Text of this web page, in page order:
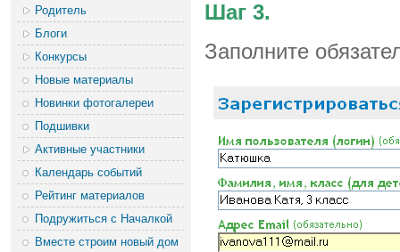
Родитель
Блоги
Конкурсы
Новые материалы
Новинки фотогалереи
Подшивки
Активные участники
Календарь событий
Рейтинг материалов
Подружиться с Началкой
Вместе строим новый дом
Шаг 3.
Заполните